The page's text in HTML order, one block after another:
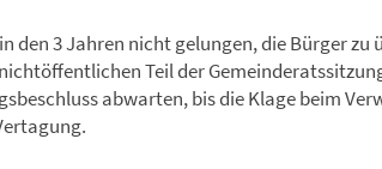
den 3 Jahren nicht gelungen, die Bürger
Teil der
abwarten, bis die Klage beim